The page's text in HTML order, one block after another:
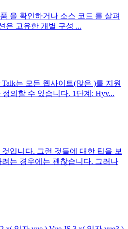
을 확인하거나 소스 코드 를 살펴
은 고유한 개별 구성 ...
는 모든 웹사이트(많은 )를 지원
의할 수 있습니다. 1단계: Hyv...
입니다. 그런 것들에 대한 팁을 보
는 경우에는 괜찮습니다. 그러나